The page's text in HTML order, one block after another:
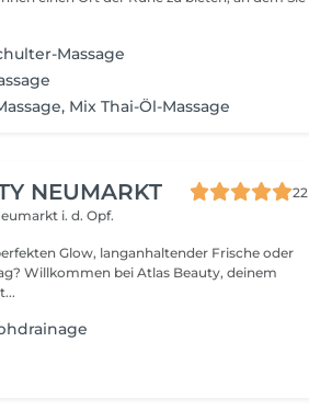
Massage
Mix Thai-Öl-Massage
NEUMARKT
22
i. d. Opf.
Glow, langanhaltender Frische oder
Willkommen bei Atlas Beauty, deinem